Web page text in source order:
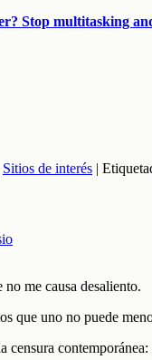
Stop multitasking
Sitios de interés |
me causa desaliento.
que uno no puede
censura